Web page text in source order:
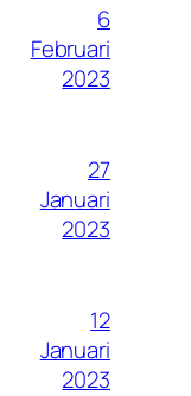
6
Februari
2023
27
Januari
2023
12
Januari
2023